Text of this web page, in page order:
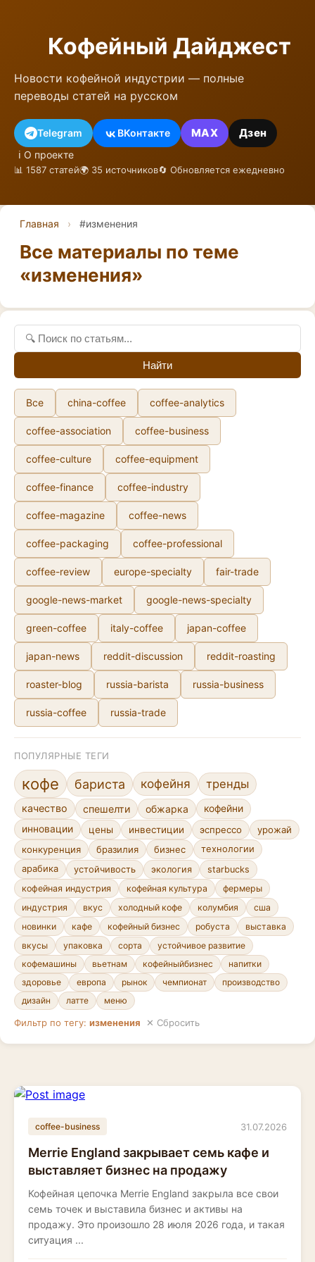
Кофейный Дайджест
Новости кофейной индустрии — полные
переводы статей на русском
Telegram ВКонтакте MAX Дзен
ℹ️ О проекте
📊 1587 статей🌍 35 источников🔄 Обновляется ежедневно
Главная › #изменения
Все материалы по теме
«изменения»
Найти
Все china-coffee coffee-analytics
coffee-association coffee-business
coffee-culture coffee-equipment
coffee-finance coffee-industry
coffee-magazine coffee-news
coffee-packaging coffee-professional
coffee-review europe-specialty fair-trade
google-news-market google-news-specialty
green-coffee italy-coffee japan-coffee
japan-news reddit-discussion reddit-roasting
roaster-blog russia-barista russia-business
russia-coffee russia-trade
ПОПУЛЯРНЫЕ ТЕГИ
кофе бариста кофейня тренды
качество спешелти обжарка
кофейни
инновации
цены инвестиции эспрессо
урожай
конкуренция
бразилия бизнес
технологии
арабика
устойчивость экология
starbucks
кофейная индустрия
кофейная культура
фермеры
индустрия
вкус холодный кофе колумбия
сша
новинки
кафе кофейный бизнес робуста
выставка
вкусы
упаковка сорта
устойчивое развитие
кофемашины
вьетнам кофейныйбизнес
напитки
здоровье
европа рынок чемпионат
производство
дизайн
латте меню
Фильтр по тегу: изменения ✕ Сбросить
coffee-business 31.07.2026
Merrie England закрывает семь кафе и
выставляет бизнес на продажу
Кофейная цепочка Merrie England закрыла все свои
семь точек и выставила бизнес и активы на
продажу. Это произошло 28 июля 2026 года, и такая
ситуация ...